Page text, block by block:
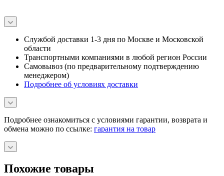
Службой доставки 1-3 дня по Москве и Московской
области
Транспортными компаниями в любой регион России
Самовывоз (по предварительному подтверждению
менеджером)
Подробнее об условиях доставки
Подробнее ознакомиться с условиями гарантии, возврата и
обмена можно по ссылке: гарантия на товар
Похожие товары